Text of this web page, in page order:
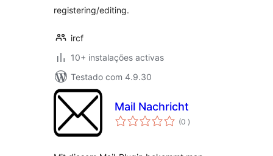
registering/editing.
ircf
10+ instalações activas
Testado com 4.9.30
Mail Nachricht
(0 classificações
)